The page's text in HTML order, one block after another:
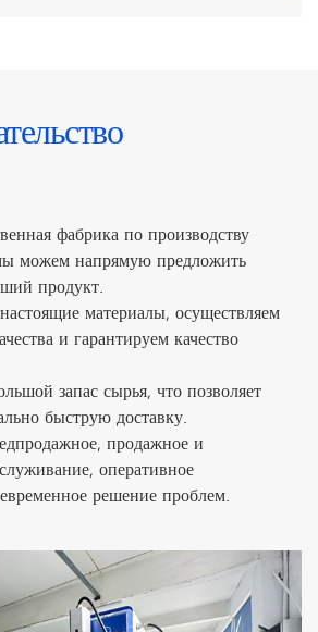
фабрика по производству
можем напрямую предложить
продукт.
материалы, осуществляем
и гарантируем качество
запас сырья, что позволяет
быструю доставку.
продажное и
оперативное
решение проблем.